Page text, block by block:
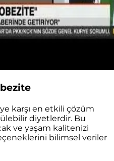
karşı en etkili çözüm
diyetlerdir. Bu
ve yaşam kalitenizi
bilimsel veriler